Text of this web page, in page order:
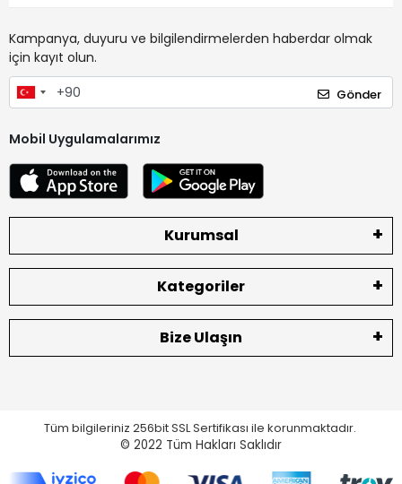
Kampanya, duyuru ve bilgilendirmelerden haberdar olmak
için kayıt olun.
Gönder
Mobil Uygulamalarımız
Kurumsal
Kategoriler
Bize Ulaşın
Tüm bilgileriniz 256bit SSL Sertifikası ile korunmaktadır.
© 2022 Tüm Hakları Saklıdır